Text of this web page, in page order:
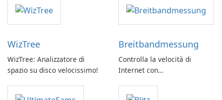
WizTree
WizTree: Analizzatore di
spazio su disco velocissimo!
Breitbandmessung
Controlla la velocità di
Internet con
GmbH!